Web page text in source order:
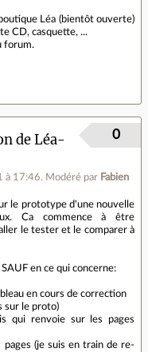
Léa (bientôt ouverte)
CD, casquette, ...
forum.
de Léa-
à 17:46. Modéré par Fabien
0
le prototype d'une nouvelle
Ca commence à être
le tester et le comparer à
en ce qui concerne:
en cours de correction
sur le proto)
qui renvoie sur les pages
(je suis en train de re-